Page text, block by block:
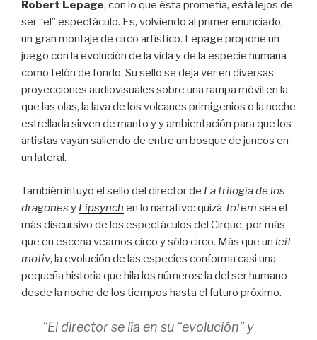
Robert Lepage, con lo que ésta prometía, está lejos de
ser “el” espectáculo. Es, volviendo al primer enunciado,
un gran montaje de circo artístico. Lepage propone un
juego con la evolución de la vida y de la especie humana
como telón de fondo. Su sello se deja ver en diversas
proyecciones audiovisuales sobre una rampa móvil en la
que las olas, la lava de los volcanes primigenios o la noche
estrellada sirven de manto y y ambientación para que los
artistas vayan saliendo de entre un bosque de juncos en
un lateral.
También intuyo el sello del director de La trilogía de los
dragones y Lipsynch en lo narrativo: quizá Totem sea el
más discursivo de los espectáculos del Cirque, por más
que en escena veamos circo y sólo circo. Más que un leit
motiv, la evolución de las especies conforma casi una
pequeña historia que hila los números: la del ser humano
desde la noche de los tiempos hasta el futuro próximo.
“El director se lía en su “evolución” y